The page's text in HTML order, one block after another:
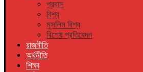
প্রবাস
বিশ্ব
মুসলিম বিশ্ব
বিশেষ প্রতিবেদন
রাজনীতি
অর্থনীতি
শিক্ষা